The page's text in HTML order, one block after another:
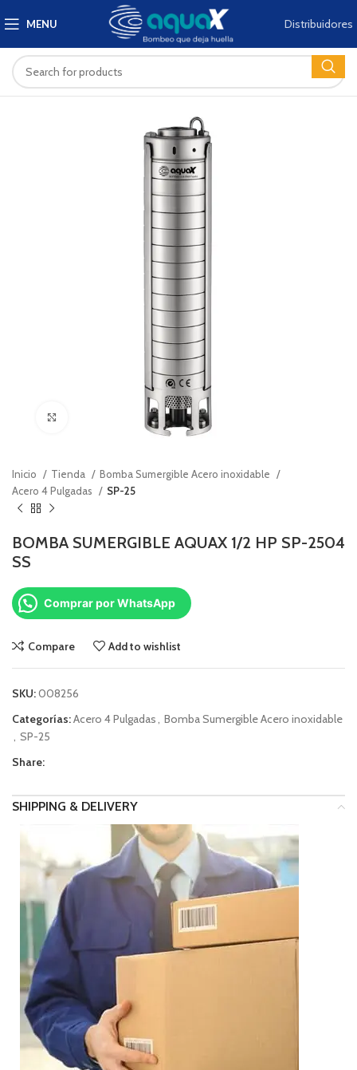
MENU Distribuidores
Inicio Tienda
Bomba Sumergible Acero inoxidable
Acero 4 Pulgadas
SP-25
BOMBA SUMERGIBLE AQUAX 1/2 HP SP-2504
SS
Comprar por WhatsApp
Compare Add to wishlist
SKU:008256
Categorías:Acero 4 Pulgadas, Bomba Sumergible Acero inoxidable
, SP-25
Share:
SHIPPING & DELIVERY